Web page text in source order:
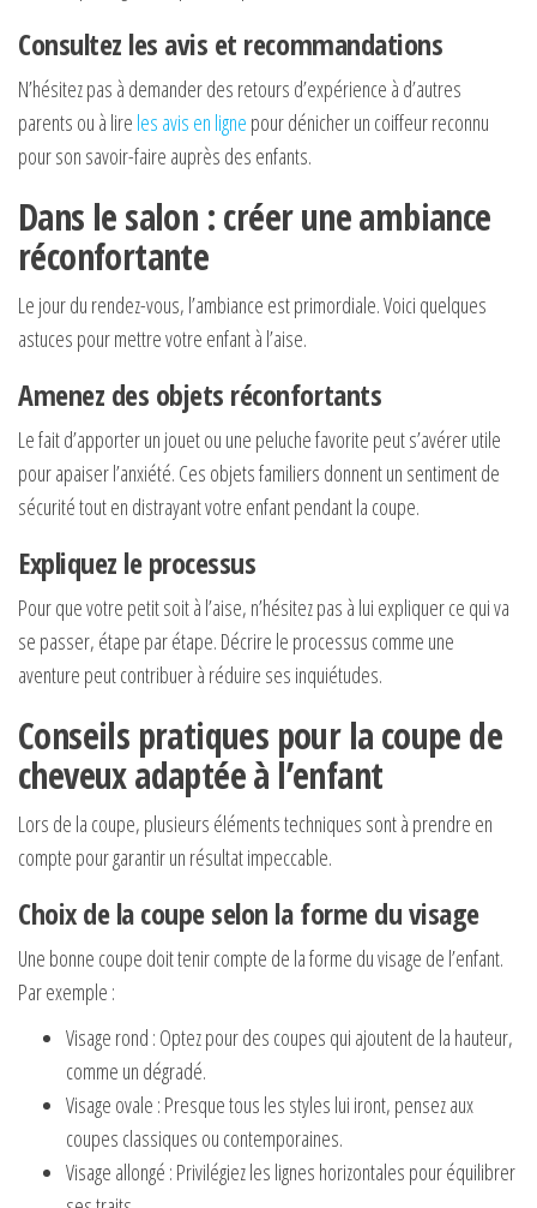
Consultez les avis et recommandations
N’hésitez pas à demander des retours d’expérience à d’autres
parents ou à lire les avis en ligne pour dénicher un coiffeur reconnu
pour son savoir-faire auprès des enfants.
Dans le salon : créer une ambiance
réconfortante
Le jour du rendez-vous, l’ambiance est primordiale. Voici quelques
astuces pour mettre votre enfant à l’aise.
Amenez des objets réconfortants
Le fait d’apporter un jouet ou une peluche favorite peut s’avérer utile
pour apaiser l’anxiété. Ces objets familiers donnent un sentiment de
sécurité tout en distrayant votre enfant pendant la coupe.
Expliquez le processus
Pour que votre petit soit à l’aise, n’hésitez pas à lui expliquer ce qui va
se passer, étape par étape. Décrire le processus comme une
aventure peut contribuer à réduire ses inquiétudes.
Conseils pratiques pour la coupe de
cheveux adaptée à l’enfant
Lors de la coupe, plusieurs éléments techniques sont à prendre en
compte pour garantir un résultat impeccable.
Choix de la coupe selon la forme du visage
Une bonne coupe doit tenir compte de la forme du visage de l’enfant.
Par exemple :
Visage rond : Optez pour des coupes qui ajoutent de la hauteur,
comme un dégradé.
Visage ovale : Presque tous les styles lui iront, pensez aux
coupes classiques ou contemporaines.
Visage allongé : Privilégiez les lignes horizontales pour équilibrer